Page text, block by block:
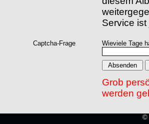
Service
Captcha-Frage Wieviele Tage
Grob
werden
©